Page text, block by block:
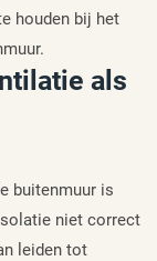
houden bij het
als
buitenmuur is
niet correct
leiden tot